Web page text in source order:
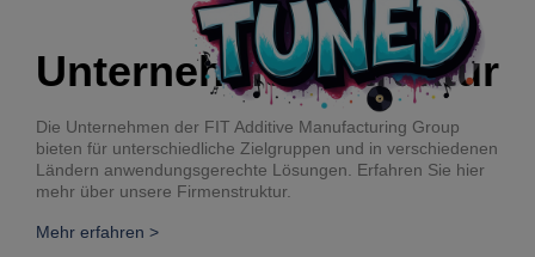
Unternehmensstruktur
Die Unternehmen der FIT Additive Manufacturing Group
bieten für unterschiedliche Zielgruppen und in verschiedenen
Ländern anwendungsgerechte Lösungen. Erfahren Sie hier
mehr über unsere Firmenstruktur.
Mehr erfahren >